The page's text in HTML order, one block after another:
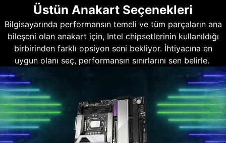
Üstün Anakart Seçenekleri
Bilgisayarında performansın temeli ve tüm parçaların ana
bileşeni olan anakart için, Intel chipsetlerinin kullanıldığı
birbirinden farklı opsiyon seni bekliyor. İhtiyacına en
uygun olanı seç, performansın sınırlarını sen belirle.